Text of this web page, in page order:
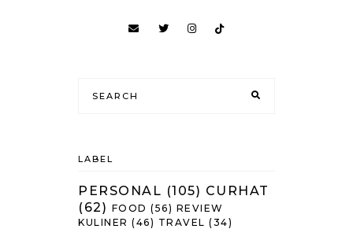
LABEL
PERSONAL (105) CURHAT
(62) FOOD (56) REVIEW
KULINER (46) TRAVEL (34)